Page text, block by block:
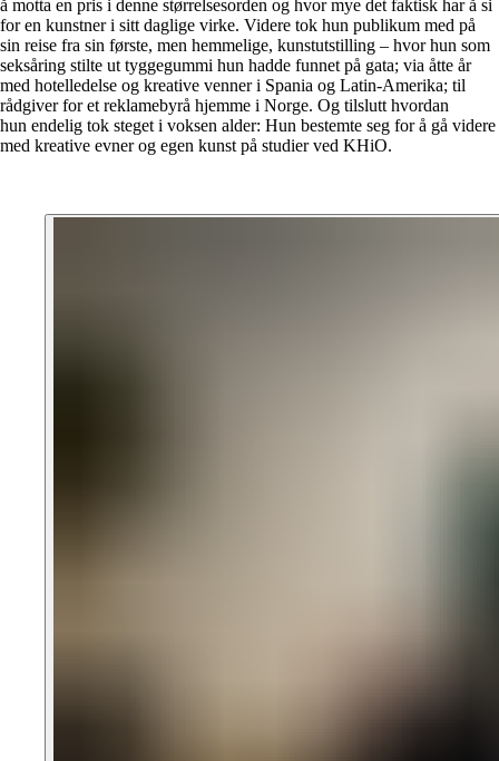
å motta en pris i denne størrelsesorden og hvor mye det faktisk har å si
for en kunstner i sitt daglige virke. Videre tok hun publikum med på
sin reise fra sin første, men hemmelige, kunstutstilling – hvor hun som
seksåring stilte ut tyggegummi hun hadde funnet på gata; via åtte år
med hotelledelse og kreative venner i Spania og Latin-Amerika; til
rådgiver for et reklamebyrå hjemme i Norge. Og tilslutt hvordan
hun endelig tok steget i voksen alder: Hun bestemte seg for å gå videre
med kreative evner og egen kunst på studier ved KHiO.